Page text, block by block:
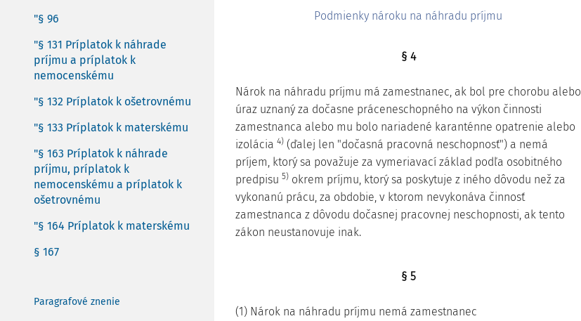
"§ 96
"§ 131 Príplatok k náhrade
príjmu a príplatok k
nemocenskému
"§ 132 Príplatok k ošetrovnému
"§ 133 Príplatok k materskému
"§ 163 Príplatok k náhrade
príjmu, príplatok k
nemocenskému a príplatok k
ošetrovnému
"§ 164 Príplatok k materskému
§ 167
Paragrafové znenie
Podmienky nároku na náhradu príjmu
§ 4
Nárok na náhradu príjmu má zamestnanec, ak bol pre chorobu alebo
úraz uznaný za dočasne práceneschopného na výkon činnosti
zamestnanca alebo mu bolo nariadené karanténne opatrenie alebo
izolácia 4)(ďalej len "dočasná pracovná neschopnosť") a nemá
príjem, ktorý sa považuje za vymeriavací základ podľa osobitného
predpisu 5)okrem príjmu, ktorý sa poskytuje z iného dôvodu než za
vykonanú prácu, za obdobie, v ktorom nevykonáva činnosť
zamestnanca z dôvodu dočasnej pracovnej neschopnosti, ak tento
zákon neustanovuje inak.
§ 5
(1) Nárok na náhradu príjmu nemá zamestnanec